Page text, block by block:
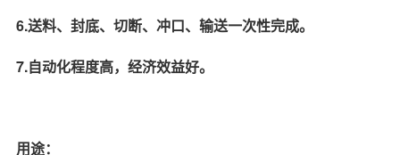
6.送料、封底、切断、冲口、输送一次性完成。
7.自动化程度高，经济效益好。
用途：